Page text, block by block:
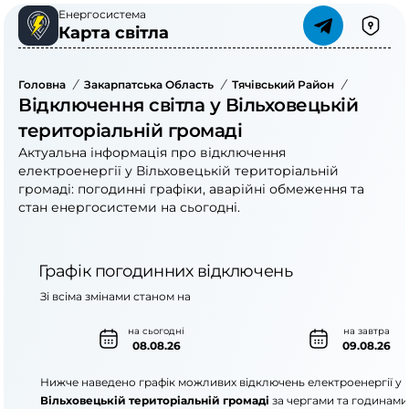
Енергосистема
Карта світла
Головна / Закарпатська Область / Тячівський Район /
Відключення світла у Вільховецькій
територіальній громаді
Актуальна інформація про відключення
електроенергії у Вільховецькій територіальній
громаді: погодинні графіки, аварійні обмеження та
стан енергосистеми на сьогодні.
Графік погодинних відключень
на сьогодні
08.08.26
на завтра
09.08.26
Зі всіма змінами станом на
Нижче наведено графік можливих відключень електроенергії у
Вільховецькій територіальній громаді за чергами та